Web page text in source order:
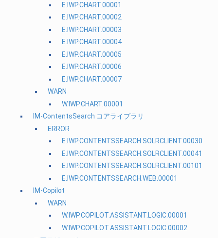
E.IWP.CHART.00001
E.IWP.CHART.00002
E.IWP.CHART.00003
E.IWP.CHART.00004
E.IWP.CHART.00005
E.IWP.CHART.00006
E.IWP.CHART.00007
WARN
W.IWP.CHART.00001
IM-ContentsSearch コアライブラリ
ERROR
E.IWP.CONTENTSSEARCH.SOLRCLIENT.00030
E.IWP.CONTENTSSEARCH.SOLRCLIENT.00041
E.IWP.CONTENTSSEARCH.SOLRCLIENT.00101
E.IWP.CONTENTSSEARCH.WEB.00001
IM-Copilot
WARN
W.IWP.COPILOT.ASSISTANT.LOGIC.00001
W.IWP.COPILOT.ASSISTANT.LOGIC.00002